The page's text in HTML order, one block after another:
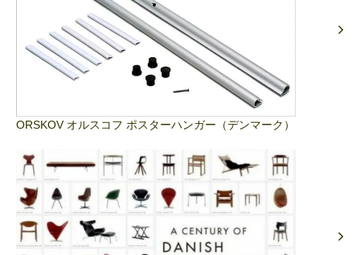
ORSKOV オルスコフ ポスターハンガー（デンマーク）